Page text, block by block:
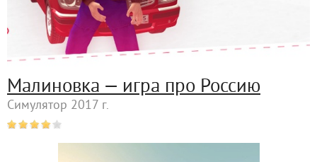
Малиновка — игра про Россию
Симулятор 2017 г.